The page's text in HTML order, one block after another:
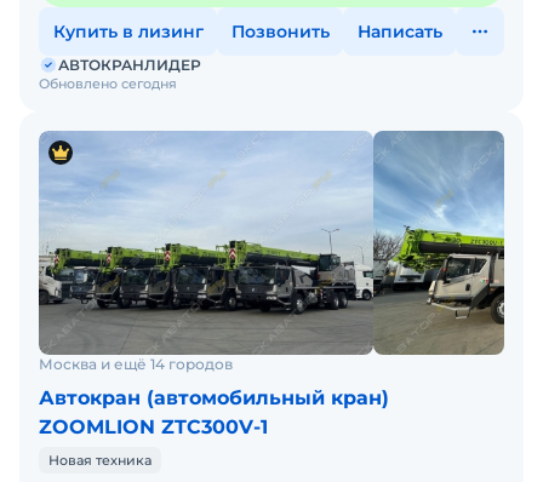
Купить в лизинг Позвонить Написать
Обновлено сегодня
АВТОКРАНЛИДЕР
Москва и ещё 14 городов
Автокран (автомобильный кран)
ZOOMLION ZTC300V-1
Новая техника